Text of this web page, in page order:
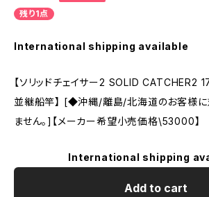
残り1点
International shipping available
【ソリッドチェイサー2 SOLID
並継船竿】 [◆沖縄/離島/北海道のお客様に
ません。]【メーカー希望小売価格\53000】
International shipping
Add to cart